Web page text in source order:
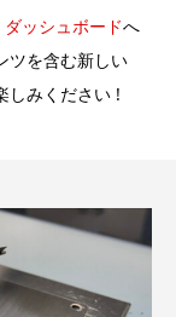
ダッシュボードへ
ツを含む新しい
しみください !